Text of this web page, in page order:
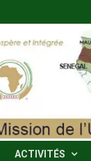
ACTIVITÉS